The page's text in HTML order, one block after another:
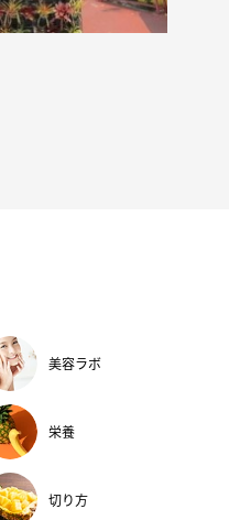
美容ラボ
栄養
切り方